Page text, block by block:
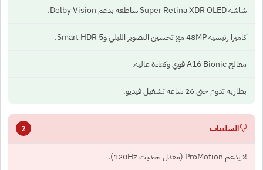
شاشة Super Retina XDR OLED ساطعة بدعم Dolby Vision.
كاميرا رئيسية 48MP مع تحسين التصوير الليلي وSmart HDR 5.
معالج A16 Bionic قوي وكفاءة عالية.
بطارية تدوم حتى 26 ساعة تشغيل فيديو.
السلبيات 2
لا يدعم ProMotion (معدل تحديث 120Hz).